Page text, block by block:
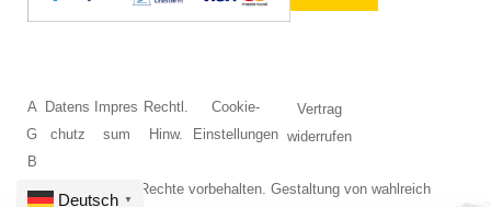
© 2026 Alle Rechte vorbehalten. Gestaltung von wahlreich
A
G
B
Datens
chutz
Impres
sum
Rechtl.
Hinw.
Cookie-
Einstellungen
Vertrag
widerrufen
Deutsch ▼